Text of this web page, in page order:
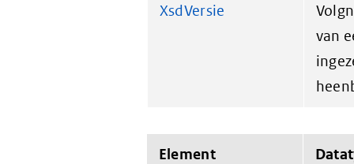
XsdVersie
van
Element